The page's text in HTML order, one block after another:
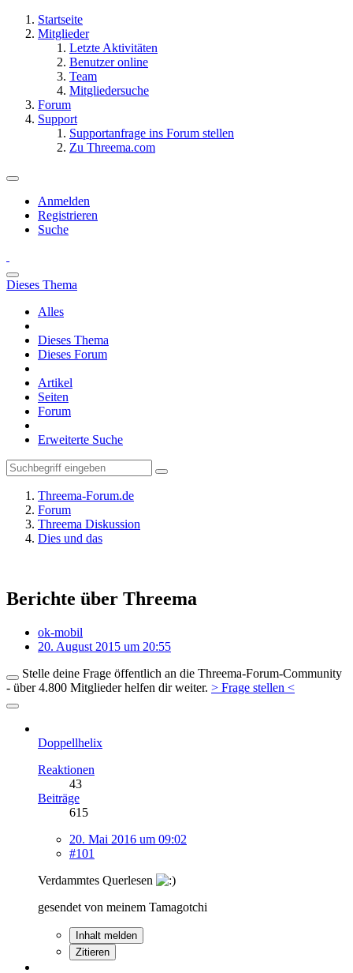
Startseite
Mitglieder
Letzte Aktivitäten
Benutzer online
Team
Mitgliedersuche
Forum
Support
Supportanfrage ins Forum stellen
Zu Threema.com
Anmelden
Registrieren
Suche
Dieses Thema
Alles
Dieses Thema
Dieses Forum
Artikel
Seiten
Forum
Erweiterte Suche
Threema-Forum.de
Forum
Threema Diskussion
Dies und das
Berichte über Threema
ok-mobil
20. August 2015 um 20:55
Stelle deine Frage öffentlich an die Threema-Forum-Community
- über 4.800 Mitglieder helfen dir weiter. > Frage stellen <
Doppellhelix
Reaktionen
43
Beiträge
615
20. Mai 2016 um 09:02
#101
Verdammtes Querlesen
gesendet von meinem Tamagotchi
Inhalt melden
Zitieren